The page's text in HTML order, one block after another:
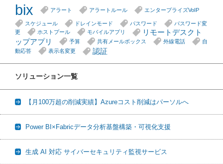
bix
アラート アラートルール エンタープライズVoIP
スケジュール ドレインモード パスワード
パスワード変
更
ホストプール モバイルアプリ
リモートデスクト
ップアプリ
予算 共有メールボックス 外線電話
自
動応答
表示名変更 認証
ソリューション一覧
【月100万超の削減実績】Azureコスト削減はパーソルへ
Power BI×Fabricデータ分析基盤構築・可視化支援
生成 AI 対応 サイバーセキュリティ監視サービス